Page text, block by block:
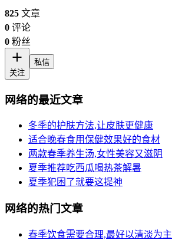
825 文章
0 评论
0 粉丝
关注
私信
网络的最近文章
冬季的护肤方法,让皮肤更健康
适合晚春食用保健效果好的食材
两款春季养生汤,女性美容又滋阴
夏季推荐吃西瓜喝热茶解暑
夏季犯困了就要这提神
网络的热门文章
春季饮食需要合理,最好以清淡为主